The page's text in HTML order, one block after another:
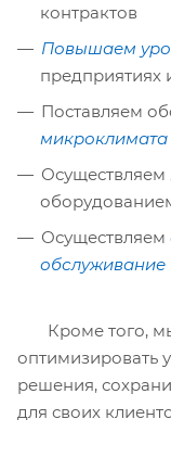
контрактов
Повышаем
предприятиях
Поставляем
микроклимата
Осуществляем
Осуществляем
обслуживание
Кроме того, мы
оптимизировать
решения,
для своих